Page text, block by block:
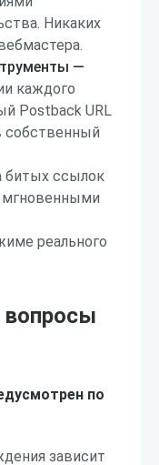
Никаких
—
каждого
Postback URL
собственный
битых ссылок
мгновенными
реального
по
зависит